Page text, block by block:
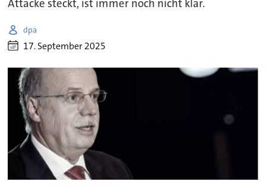
Attacke steckt, ist immer noch nicht klar.
dpa
17. September 2025